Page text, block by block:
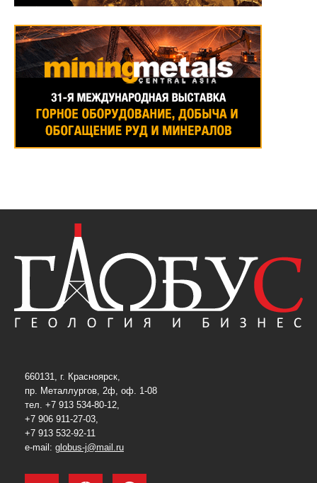
660131, г. Красноярск,
пр. Металлургов, 2ф, оф. 1-08
тел. +7 913 534-80-12,
+7 906 911-27-03,
+7 913 532-92-11
e-mail: globus-j@mail.ru